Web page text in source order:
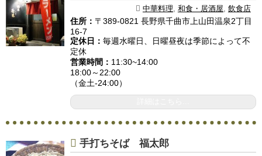
中華料理 和食・居酒屋 飲食店
住所： 〒389-0821 長野県千曲市上山田温泉2丁目
16-7
定休日： 毎週水曜日、日曜昼夜は季節によって不
定休
営業時間： 11:30~14:00
18:00～22:00
（金土‐24:00）
手打ちそば 福太郎